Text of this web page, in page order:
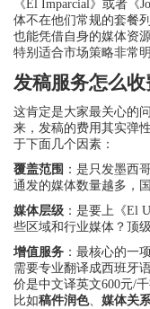
《El Imparcial》或者《
体不在他们常规的套餐
也能凭借自身的媒体资
特别适合市场策略非常
发稿服务怎么
这肯定是大家最关心的
来，发稿的费用其实弹
于下面几个因素：
覆盖范围 ：是只发墨西
通发的媒体数量越多，
媒体层级 ：是要上《El
些区域和行业媒体？顶
增值服务 ：最核心的一
需要专业翻译成西班牙
价是中文译英文600元/
比如稿件润色、 媒体关